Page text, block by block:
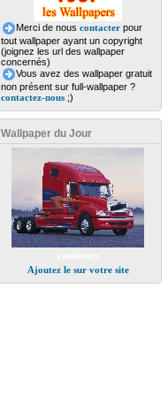
Merci de nous contacterpour
tout wallpaper ayant un copyright
(joignez les url des wallpaper
concernés)
Vous avez des wallpaper gratuit
non présent sur full-wallpaper ?
contactez-nous;)
Wallpaper du Jour
Ajoutez le sur votre site